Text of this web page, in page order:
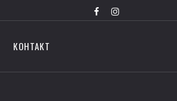
КОНТАКТ